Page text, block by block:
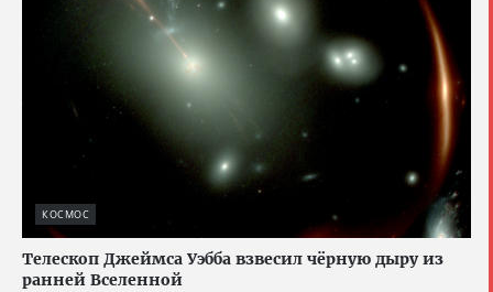
КОСМОС
Телескоп Джеймса Уэбба взвесил чёрную дыру из
ранней Вселенной